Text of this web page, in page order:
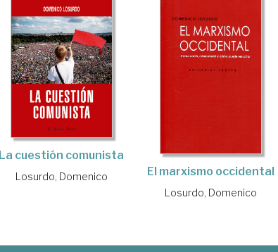
La cuestión comunista
Losurdo, Domenico El marxismo occidental
Losurdo, Domenico